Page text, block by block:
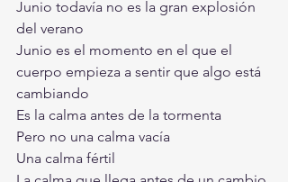
Junio todavía no es la gran explosión
del verano
Junio es el momento en el que el
cuerpo empieza a sentir que algo está
cambiando
Es la calma antes de la tormenta
Pero no una calma vacía
Una calma fértil